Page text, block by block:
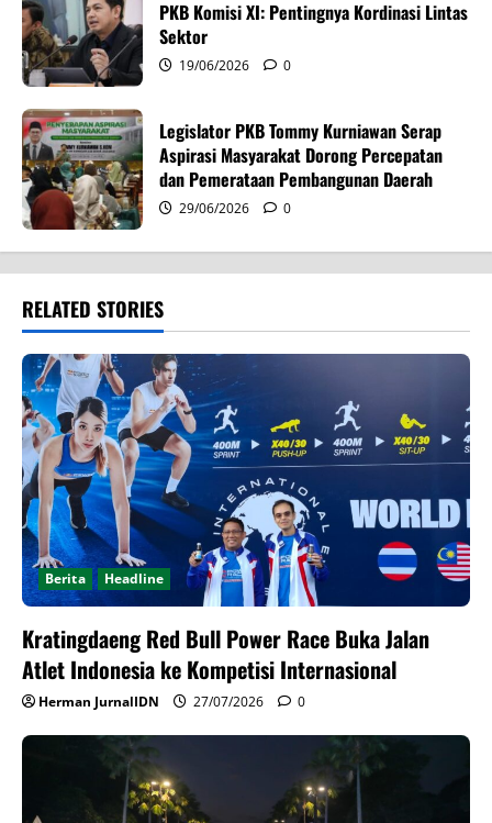
PKB Komisi XI: Pentingnya Kordinasi Lintas
Sektor
19/06/2026 0
Legislator PKB Tommy Kurniawan Serap
Aspirasi Masyarakat Dorong Percepatan
dan Pemerataan Pembangunan Daerah
29/06/2026 0
RELATED STORIES
Berita Headline
Kratingdaeng Red Bull Power Race Buka Jalan
Atlet Indonesia ke Kompetisi Internasional
Herman JurnalIDN 27/07/2026 0